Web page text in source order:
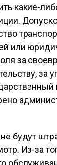
какие-
или
за
за
будут
Из-за